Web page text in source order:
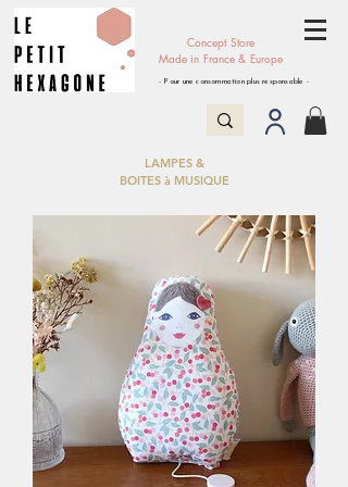
Concept Store
Made in France & Europe
- Pour une consommation plus responsable -
LAMPES &
BOITES à MUSIQUE